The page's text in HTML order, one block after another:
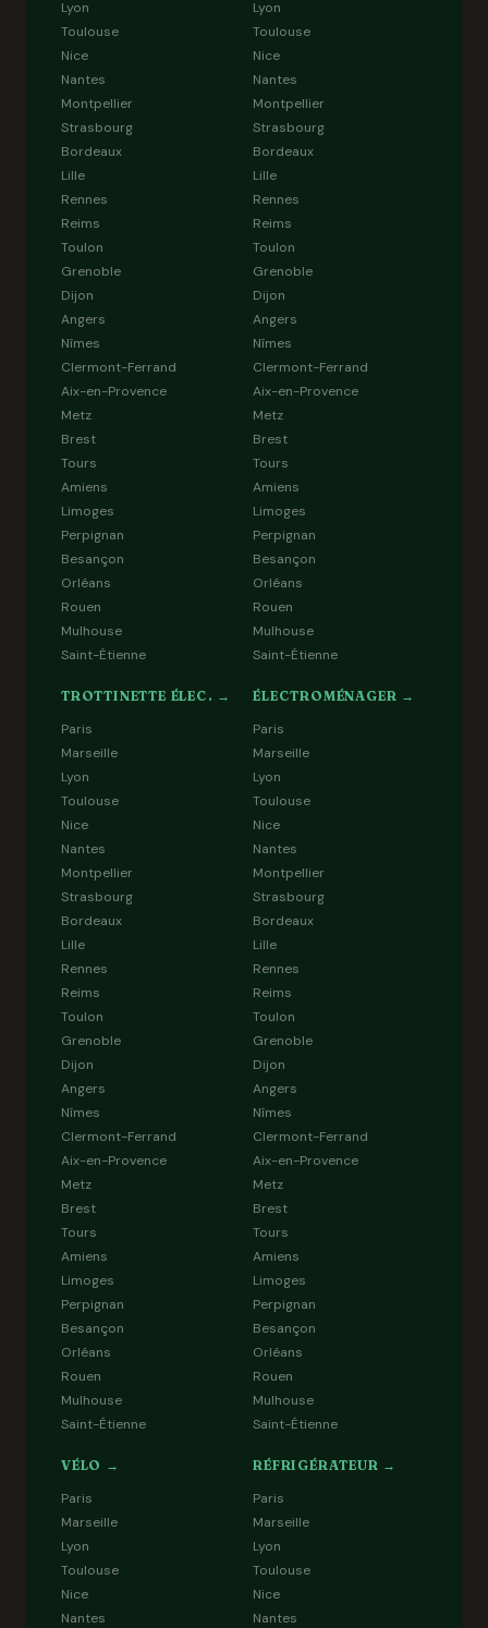
Lyon
Toulouse
Nice
Nantes
Montpellier
Strasbourg
Bordeaux
Lille
Rennes
Reims
Toulon
Grenoble
Dijon
Angers
Nîmes
Clermont-Ferrand
Aix-en-Provence
Metz
Brest
Tours
Amiens
Limoges
Perpignan
Besançon
Orléans
Rouen
Mulhouse
Saint-Étienne
Lyon
Toulouse
Nice
Nantes
Montpellier
Strasbourg
Bordeaux
Lille
Rennes
Reims
Toulon
Grenoble
Dijon
Angers
Nîmes
Clermont-Ferrand
Aix-en-Provence
Metz
Brest
Tours
Amiens
Limoges
Perpignan
Besançon
Orléans
Rouen
Mulhouse
Saint-Étienne
TROTTINETTE ÉLEC. →
Paris
Marseille
Lyon
Toulouse
Nice
Nantes
Montpellier
Strasbourg
Bordeaux
Lille
Rennes
Reims
Toulon
Grenoble
Dijon
Angers
Nîmes
Clermont-Ferrand
Aix-en-Provence
Metz
Brest
Tours
Amiens
Limoges
Perpignan
Besançon
Orléans
Rouen
Mulhouse
Saint-Étienne
ÉLECTROMÉNAGER →
Paris
Marseille
Lyon
Toulouse
Nice
Nantes
Montpellier
Strasbourg
Bordeaux
Lille
Rennes
Reims
Toulon
Grenoble
Dijon
Angers
Nîmes
Clermont-Ferrand
Aix-en-Provence
Metz
Brest
Tours
Amiens
Limoges
Perpignan
Besançon
Orléans
Rouen
Mulhouse
Saint-Étienne
VÉLO →
Paris
Marseille
Lyon
Toulouse
Nice
Nantes
RÉFRIGÉRATEUR →
Paris
Marseille
Lyon
Toulouse
Nice
Nantes